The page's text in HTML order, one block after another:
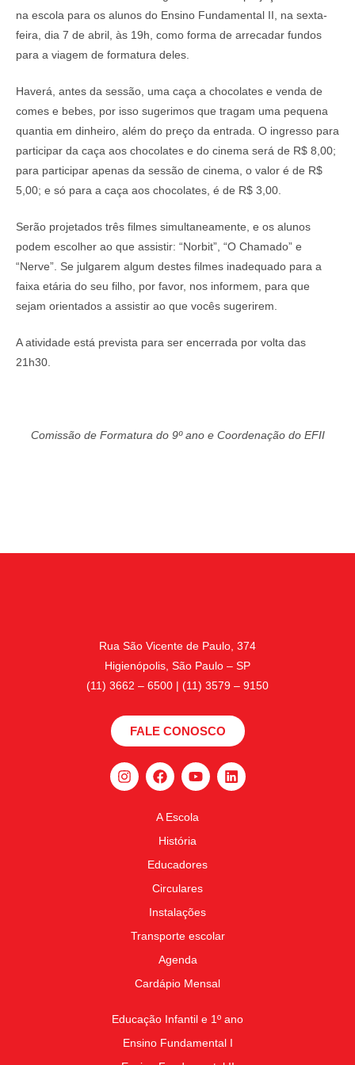
na escola para os alunos do Ensino Fundamental II, na sexta-
feira, dia 7 de abril, às 19h, como forma de arrecadar fundos
para a viagem de formatura deles.
Haverá, antes da sessão, uma caça a chocolates e venda de
comes e bebes, por isso sugerimos que tragam uma pequena
quantia em dinheiro, além do preço da entrada. O ingresso para
participar da caça aos chocolates e do cinema será de R$ 8,00;
para participar apenas da sessão de cinema, o valor é de R$
5,00; e só para a caça aos chocolates, é de R$ 3,00.
Serão projetados três filmes simultaneamente, e os alunos
podem escolher ao que assistir: “Norbit”, “O Chamado” e
“Nerve”. Se julgarem algum destes filmes inadequado para a
faixa etária do seu filho, por favor, nos informem, para que
sejam orientados a assistir ao que vocês sugerirem.
A atividade está prevista para ser encerrada por volta das
21h30.
Comissão de Formatura do 9º ano e Coordenação do EFII
Rua São Vicente de Paulo, 374
Higienópolis, São Paulo – SP
(11) 3662 – 6500 | (11) 3579 – 9150
FALE CONOSCO
A Escola
História
Educadores
Circulares
Instalações
Transporte escolar
Agenda
Cardápio Mensal
Educação Infantil e 1º ano
Ensino Fundamental I